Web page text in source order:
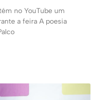
no YouTube um
a feira A poesia